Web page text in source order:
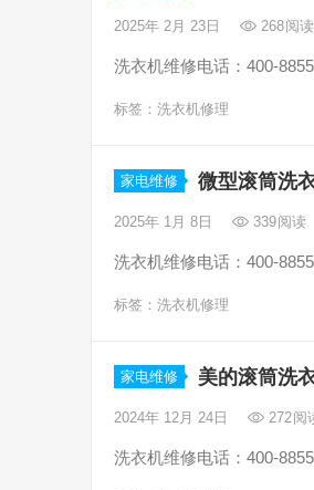
2025年 2月 23日 268阅读
洗衣机维修电话：400-
标签： 洗衣机修理
家电维修 微型滚筒洗
2025年 1月 8日 339阅读
洗衣机维修电话：400-
标签： 洗衣机修理
家电维修 美的滚筒洗
2024年 12月 24日 272阅
洗衣机维修电话：400-